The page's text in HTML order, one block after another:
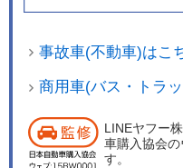
事故車(不動車)はこ
商用車(バス・トラ
LINEヤフー
車購入協会
す。